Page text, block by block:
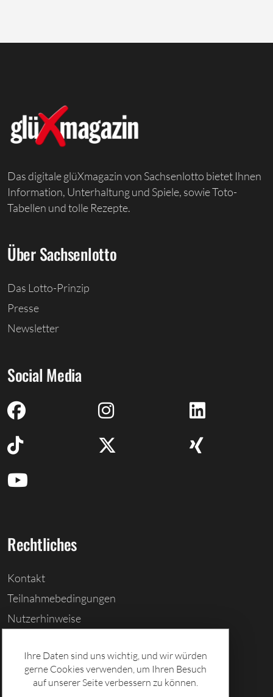
Das digitale glüXmagazin von Sachsenlotto bietet Ihnen
Information, Unterhaltung und Spiele, sowie Toto-
Tabellen und tolle Rezepte.
Über Sachsenlotto
Das Lotto-Prinzip
Presse
Newsletter
Social Media
Rechtliches
Kontakt
Teilnahmebedingungen
Nutzerhinweise
Cookies löschen
Datenschutz
Ihre Daten sind uns wichtig, und wir würden
gerne Cookies verwenden, um Ihren Besuch
auf unserer Seite verbessern zu können.